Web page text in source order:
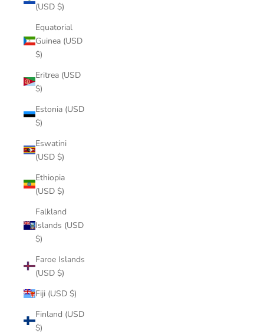
(USD $)
Equatorial
Guinea (USD
$)
Eritrea (USD
$)
Estonia (USD
$)
Eswatini
(USD $)
Ethiopia
(USD $)
Falkland
Islands (USD
$)
Faroe Islands
(USD $)
Fiji (USD $)
Finland (USD
$)